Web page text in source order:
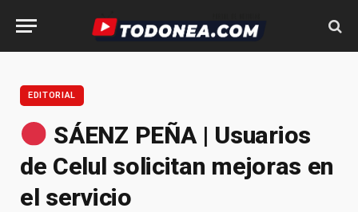
EDITORIAL
SÁENZ PEÑA | Usuarios
de Celul solicitan mejoras en
el servicio